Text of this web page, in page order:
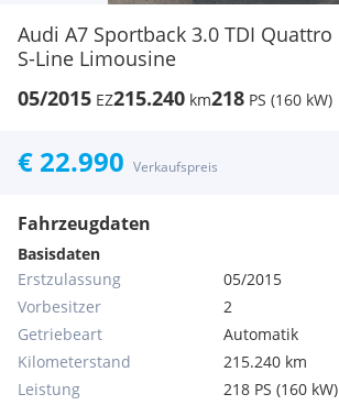
Audi A7 Sportback 3.0 TDI Quattro
S-Line Limousine
05/2015 EZ215.240 km218 PS (160 kW)
€ 22.990 Verkaufspreis
Fahrzeugdaten
Basisdaten
Erstzulassung
05/2015
Vorbesitzer
2
Getriebeart
Automatik
Kilometerstand
215.240 km
Leistung
218 PS (160 kW)